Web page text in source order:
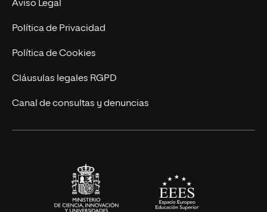
Marketing y Comunicación
Ingeniería
Diseño
Ciencias de la Salud
Aviso Legal
Política de Privacidad
Política de Cookies
Cláusulas legales RGPD
Canal de consultas y denuncias